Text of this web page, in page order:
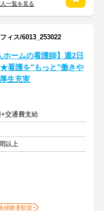
一覧を見る
ィス/6013_253022
ホームの看護師】週2日
★看護を"もっと"働きや
生充実
交通費支給
以上
経験者歓迎